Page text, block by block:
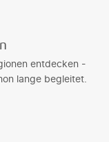
entdecken -
lange begleitet.